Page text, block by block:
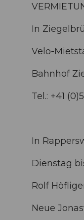
In
Velo-
Bahnhof
Tel.: +41
In
Dienstag
Rolf
Neue